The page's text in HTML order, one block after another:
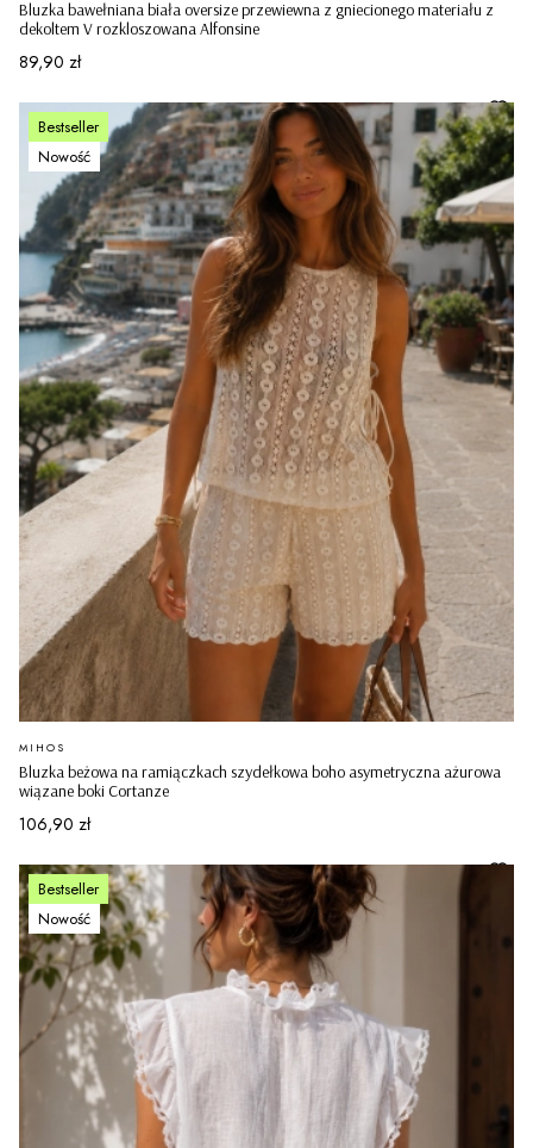
Bluzka bawełniana biała oversize przewiewna z gniecionego materiału z
dekoltem V rozkloszowana Alfonsine
Cena
89,90 zł
Bestseller
Nowość
Bluzka beżowa na ramiączkach szydełkowa boho asymetryczna ażurowa
wiązane boki Cortanze
PRODUCENT
MIHOS
Cena
106,90 zł
Bestseller
Nowość